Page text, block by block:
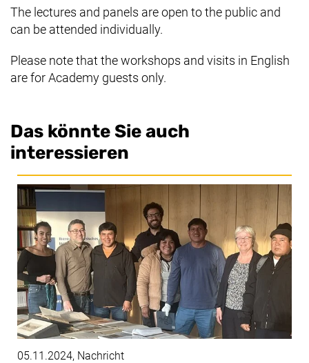
The lectures and panels are open to the public and
can be attended individually.
Please note that the workshops and visits in English
are for Academy guests only.
Das könnte Sie auch
interessieren
05.11.2024, Nachricht